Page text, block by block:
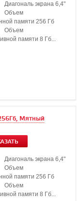
Диагональ экрана 6,4"
Объем
памяти 256 Гб
Объем
памяти 8 Гб...
Мятный
Диагональ экрана 6,4"
Объем
памяти 256 Гб
Объем
памяти 8 Гб...